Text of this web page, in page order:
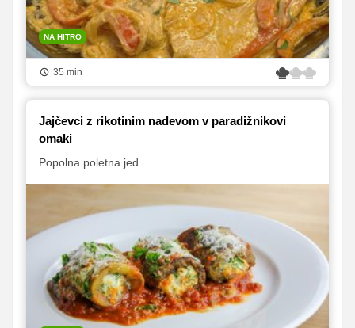
NA HITRO
35 min
Jajčevci z rikotinim nadevom v paradižnikovi
omaki
Popolna poletna jed.